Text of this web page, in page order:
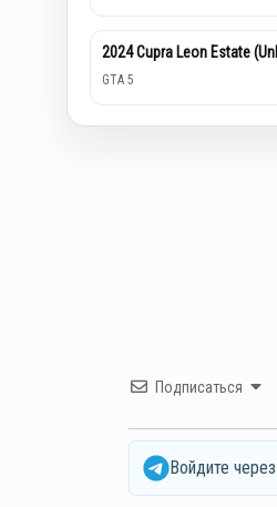
2024 Cupra Leon Estate
GTA 5
Подписаться
Войдите